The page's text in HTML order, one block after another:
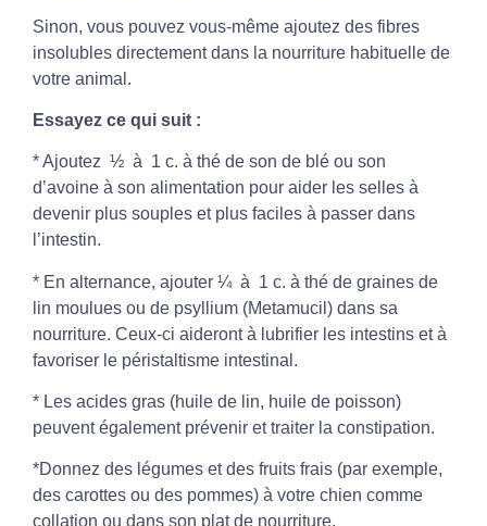
Sinon, vous pouvez vous-même ajoutez des fibres
insolubles directement dans la nourriture habituelle de
votre animal.
Essayez ce qui suit :
* Ajoutez ½ à 1 c. à thé de son de blé ou son
d’avoine à son alimentation pour aider les selles à
devenir plus souples et plus faciles à passer dans
l’intestin.
* En alternance, ajouter ¼ à 1 c. à thé de graines de
lin moulues ou de psyllium (Metamucil) dans sa
nourriture. Ceux-ci aideront à lubrifier les intestins et à
favoriser le péristaltisme intestinal.
* Les acides gras (huile de lin, huile de poisson)
peuvent également prévenir et traiter la constipation.
*Donnez des légumes et des fruits frais (par exemple,
des carottes ou des pommes) à votre chien comme
collation ou dans son plat de nourriture.